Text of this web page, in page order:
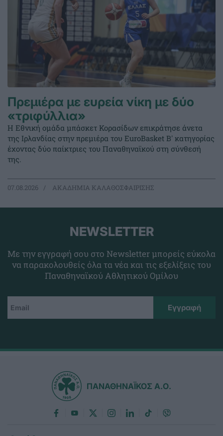
Πρεμιέρα με ευρεία νίκη με δύο
«τριφύλλια»
Η Εθνική ομάδα μπάσκετ Κορασίδων επικράτησε άνετα
της Ιρλανδίας στην πρεμιέρα του EuroBasket Β' κατηγορίας
έχοντας δύο παίκτριες του Παναθηναϊκού στη σύνθεσή
της.
07.08.2026 ΑΚΑΔΗΜΙΑ ΚΑΛΑΘΟΣΦΑΙΡΙΣΗΣ
NEWSLETTER
Με την εγγραφή σου στο Newsletter μπορείς εύκολα
να παρακολουθείς όλα τα νέα και τις εξελίξεις του
Παναθηναϊκού Αθλητικού Ομίλου
ΠΑΝΑΘΗΝΑΪΚΟΣ Α.Ο.